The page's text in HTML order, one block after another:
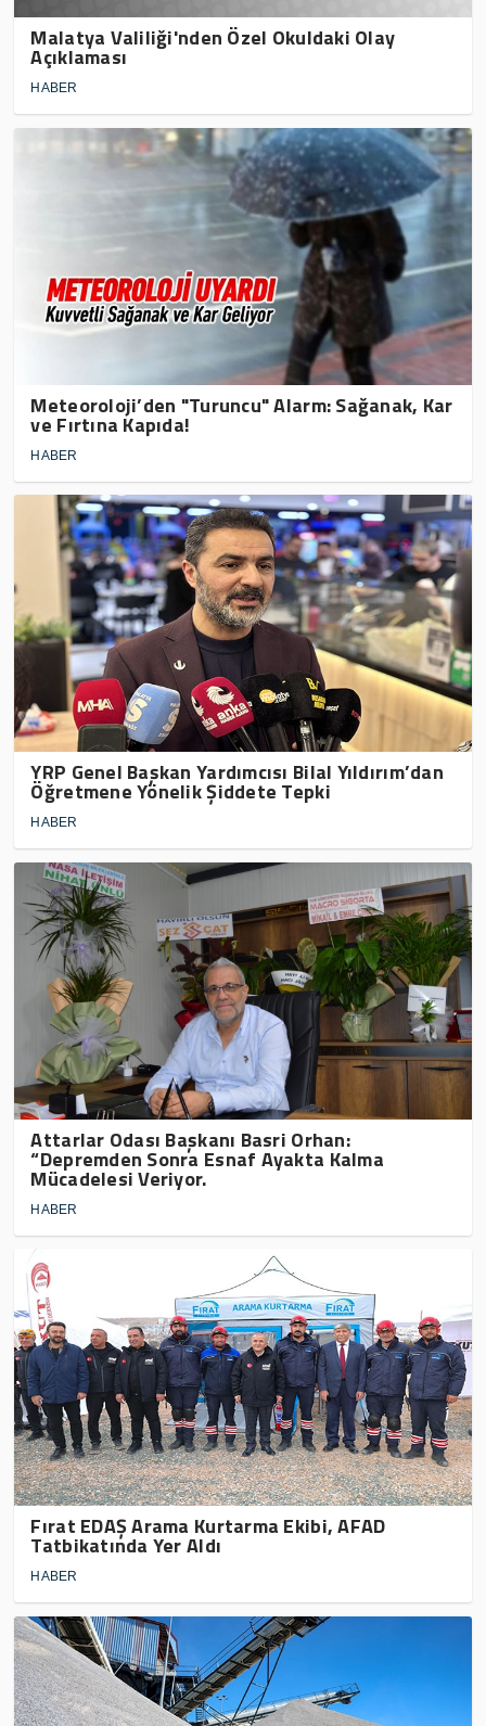
Malatya Valiliği'nden Özel Okuldaki Olay
Açıklaması
HABER
Meteoroloji’den "Turuncu" Alarm: Sağanak, Kar
ve Fırtına Kapıda!
HABER
YRP Genel Başkan Yardımcısı Bilal Yıldırım’dan
Öğretmene Yönelik Şiddete Tepki
HABER
Attarlar Odası Başkanı Basri Orhan:
“Depremden Sonra Esnaf Ayakta Kalma
Mücadelesi Veriyor.
HABER
Fırat EDAŞ Arama Kurtarma Ekibi, AFAD
Tatbikatında Yer Aldı
HABER